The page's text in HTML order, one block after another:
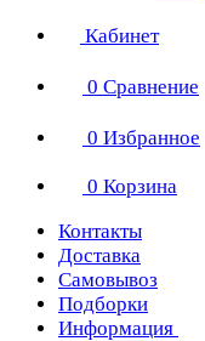
Кабинет
0 Сравнение
0 Избранное
0 Корзина
Контакты
Доставка
Самовывоз
Подборки
Информация